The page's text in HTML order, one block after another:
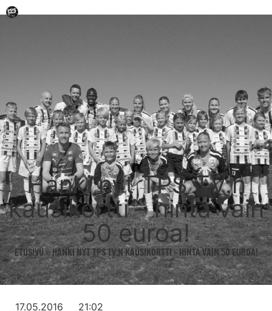
Hanki nyt TPS TV:n
kausikortti – hinta vain
50 euroa!
ETUSIVU»HANKI NYT TPS TV:N KAUSIKORTTI – HINTA VAIN 50 EUROA!
17.05.2016
21:02